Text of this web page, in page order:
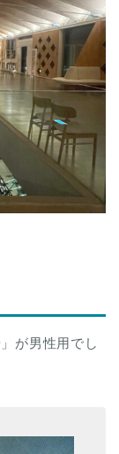
が男性用でし